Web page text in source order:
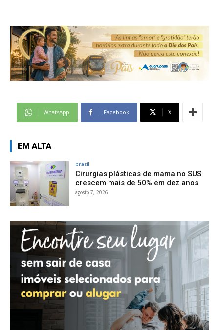
WhatsApp Facebook X
EM ALTA
brasil
Cirurgias plásticas de mama no SUS
crescem mais de 50% em dez anos
agosto 7, 2026